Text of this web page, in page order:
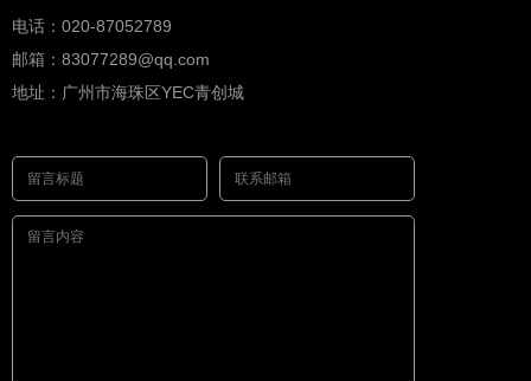
电话：020-87052789
邮箱：83077289@qq.com
地址：广州市海珠区YEC青创城